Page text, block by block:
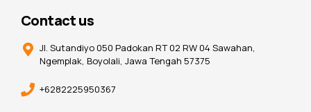
Contact us
Jl. Sutandiyo 050 Padokan RT 02 RW 04 Sawahan,
Ngemplak, Boyolali, Jawa Tengah 57375
+6282225950367